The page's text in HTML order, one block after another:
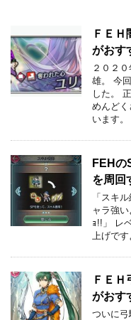
ＦＥＨ
がおす
２０２
雄。 今
した。
めんど
います。
FEHの
を周回
「スキ
ャラ強
ｮ!!」 レ
上げで
ＦＥＨ
がおす
ついに弓